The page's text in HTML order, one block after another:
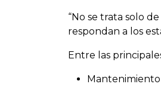
“No se trata solo
respondan a los
Entre las
Mantenimiento